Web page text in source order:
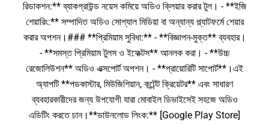
রিডাকশন:** ব্যাকগ্রাউন্ড নয়েস কমিয়ে অডিও ক্লিয়ার করার টুল। - **ইজি
শেয়ারিং:** সম্পাদিত অডিও সোশ্যাল মিডিয়া বা অন্যান্য প্ল্যাটফর্মে শেয়ার
করার অপশন।### **প্রিমিয়াম সুবিধা:** - **বিজ্ঞাপন-মুক্ত** ব্যবহার।
- **সমস্ত প্রিমিয়াম টুলস ও ইফেক্টস** আনলক করা। - **উচ্চ
রেজোলিউশন** অডিও এক্সপোর্ট অপশন। - **প্রায়োরিটি সাপোর্ট**।এই
অ্যাপটি **পডকাস্টার, মিউজিশিয়ান, কন্টেন্ট ক্রিয়েটর** এবং সাধারণ
ব্যবহারকারীদের জন্য উপযোগী যারা মোবাইল ডিভাইসেই সহজে অডিও
এডিটিং করতে চান।**ডাউনলোড লিংক:** [Google Play Store]